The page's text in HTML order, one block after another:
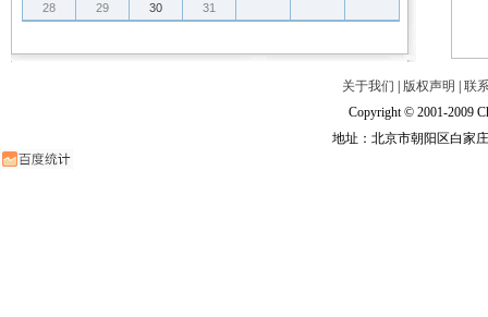
28
29 30 31
关于我们 版权声明
联
Copyright © 2001-2009
地址：北京市朝阳区白家